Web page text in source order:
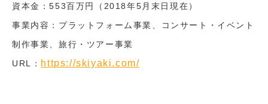
資本金：553百万円（2018年5月末日現在）
事業内容：プラットフォーム事業、コンサート・イベント
制作事業、旅行・ツアー事業
URL： https://skiyaki.com/